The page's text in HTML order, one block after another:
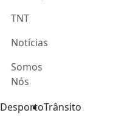
TNT
Notícias
Somos
Nós
DesportoTrânsito